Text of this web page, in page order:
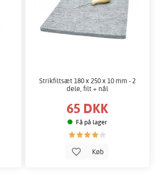
Strikfiltsæt 180 x 250 x 10 mm - 2
dele, filt + nål
65 DKK
Få på lager
Køb